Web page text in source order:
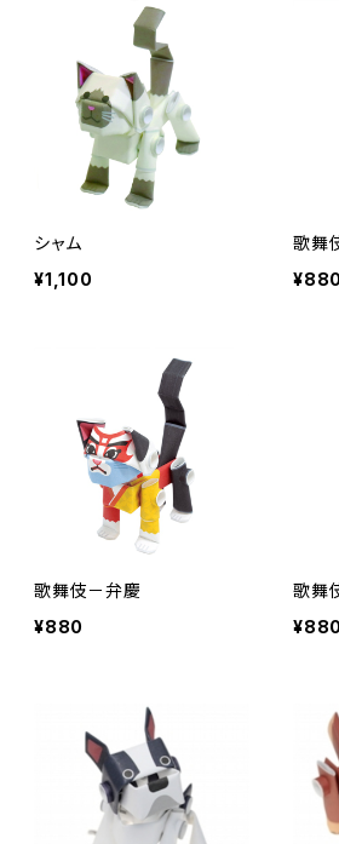
シャム
¥1,100
歌舞
¥880
歌舞伎－弁慶
¥880
歌舞
¥880